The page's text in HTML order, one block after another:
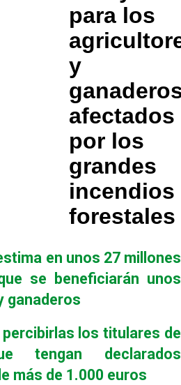
para los
y
afectados
por los
grandes
incendios
forestales
en unos 27 millones
se beneficiarán unos
ganaderos
los titulares de
tengan declarados
más de 1.000 euros